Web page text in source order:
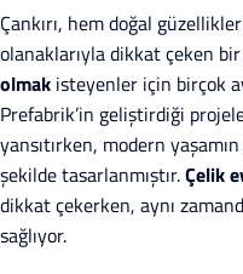
Çankırı, hem doğal
olanaklarıyla dikkat çeken
olmak isteyenler için birçok
Prefabrik’in geliştirdiği
yansıtırken, modern
şekilde tasarlanmıştır.Çelik
dikkat çekerken, aynı
sağlıyor.